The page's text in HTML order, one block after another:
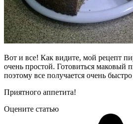
Вот и все! Как видите, мой рецепт
очень простой. Готовиться маковый
поэтому все получается очень
Приятного аппетита!
Оцените статью